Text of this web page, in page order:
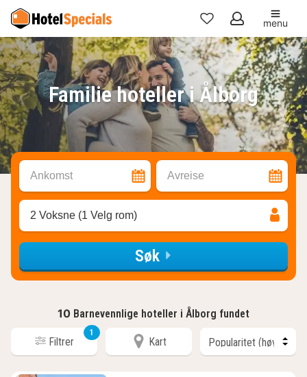
Mine
favoritter
menu
Familie hoteller i Ålborg
Ankomst Avreise
2 Voksne (1 Velg rom)
Søk
10 Barnevennlige hoteller i Ålborg fundet
Filtrer
1
Kart